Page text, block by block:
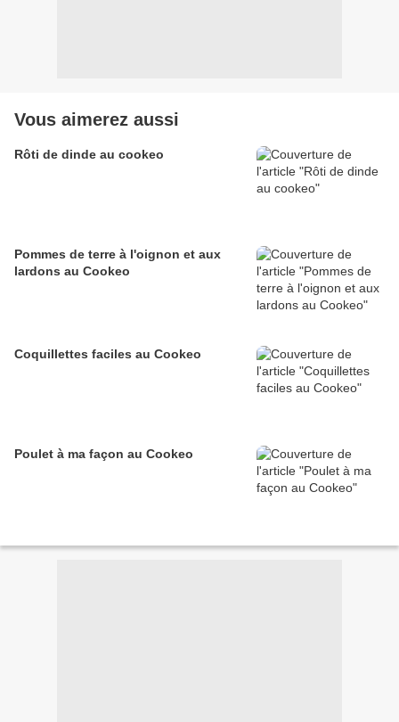
Vous aimerez aussi
Rôti de dinde au cookeo
Pommes de terre à l'oignon et aux
lardons au Cookeo
Coquillettes faciles au Cookeo
Poulet à ma façon au Cookeo